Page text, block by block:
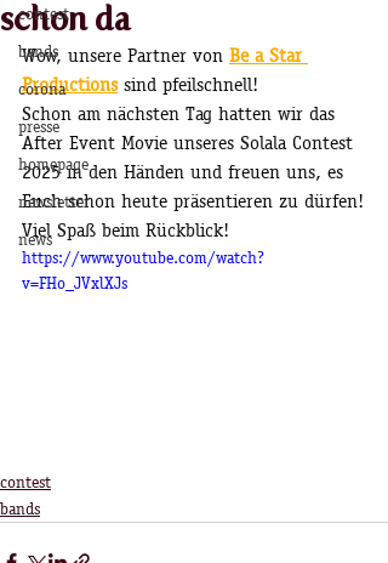
contest
bands
corona
presse
homepage
newsletter
news
schon da
Wow, unsere Partner von Be a Star
Productions sind pfeilschnell!
Schon am nächsten Tag hatten wir das
After Event Movie unseres Solala Contest
2025 in den Händen und freuen uns, es
Euch schon heute präsentieren zu dürfen!
Viel Spaß beim Rückblick!
https://www.youtube.com/watch?
v=FHo_JVxlXJs
contest
bands